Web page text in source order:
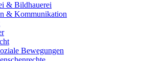
& Bildhauerei
& Kommunikation
Bewegungen